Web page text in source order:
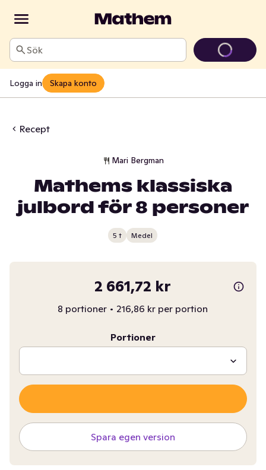
Sök
Logga in Skapa konto
Recept
Mari Bergman
Mathems klassiska
julbord för 8 personer
5 t Medel
2 661,72 kr
8 portioner • 216,86 kr per portion
Portioner
Spara egen version